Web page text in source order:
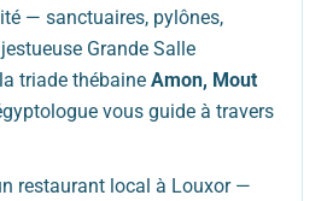
— sanctuaires, pylônes,
Grande Salle
triade thébaine Amon, Mout
vous guide à travers
restaurant local à Louxor —